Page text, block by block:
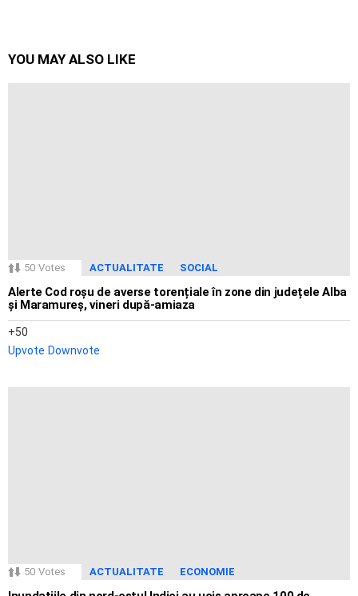
YOU MAY ALSO LIKE
50 Votes ACTUALITATE SOCIAL
Alerte Cod roșu de averse torențiale în zone din județele Alba
și Maramureș, vineri după-amiaza
50
Upvote Downvote
50 Votes ACTUALITATE ECONOMIE